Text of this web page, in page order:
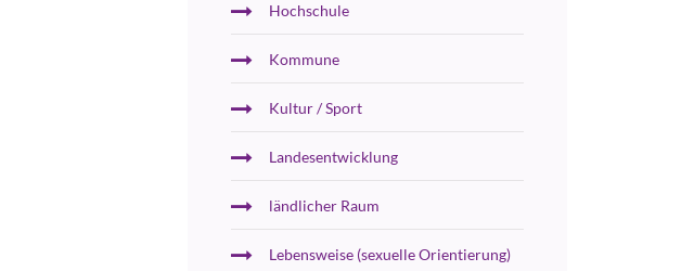
Hochschule
Kommune
Kultur / Sport
Landesentwicklung
ländlicher Raum
Lebensweise (sexuelle Orientierung)